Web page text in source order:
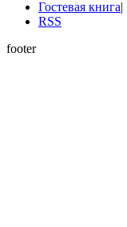
Гостевая книга|
RSS
footer